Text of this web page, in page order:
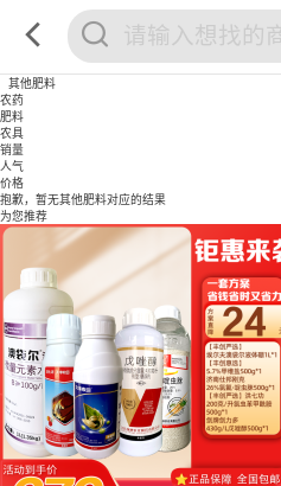
其他肥料
农药
肥料
农具
销量
人气
价格
抱歉，暂无其他肥料对应的结果
为您推荐